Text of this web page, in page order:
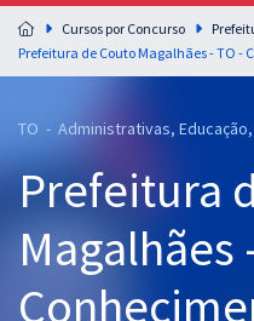
Preparação completa e intensiva
residências em saúde do Brasil
Cursos 20% OFF
Pós
Graduação
Cursos por Concurso
TO - Administrativas,
Prefeitura
Magalhães